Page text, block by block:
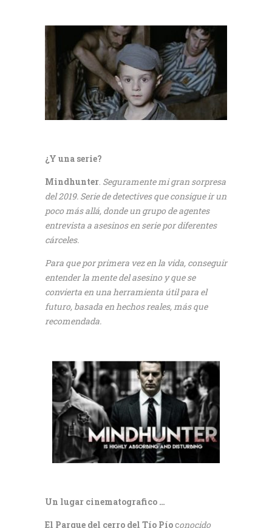
¿Y una serie?
Mindhunter Seguramente mi gran sorpresa
del 2019. Serie de detectives que consigue ir un
poco más allá, donde un grupo de agentes
entrevista a asesinos en serie por diferentes
cárceles.
Para que por primera vez en la vida, conseguir
entender la mente del asesino y que se
convierta en una herramienta útil para el
futuro, basada en hechos reales, más que
recomendada.
Un lugar cinematografico …
El Parque del cerro del Tío Píoconocido